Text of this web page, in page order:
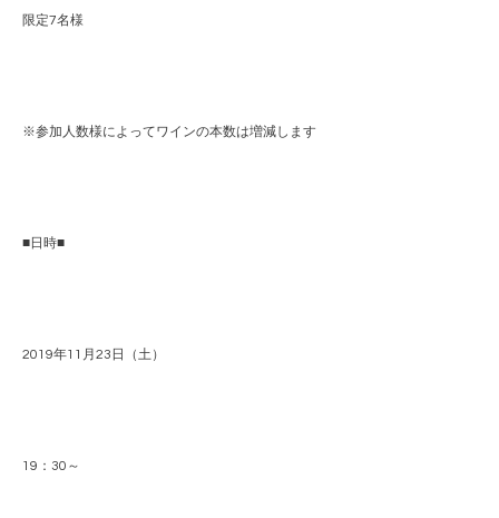
限定7名様
※参加人数様によってワインの本数は増減します
■日時■
2019年11月23日（土）
19：30～